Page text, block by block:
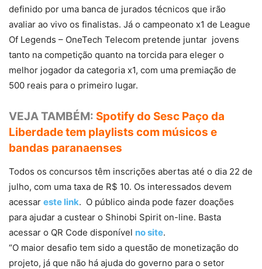
definido por uma banca de jurados técnicos que irão
avaliar ao vivo os finalistas. Já o campeonato x1 de League
Of Legends – OneTech Telecom pretende juntar jovens
tanto na competição quanto na torcida para eleger o
melhor jogador da categoria x1, com uma premiação de
500 reais para o primeiro lugar.
VEJA TAMBÉM: Spotify do Sesc Paço da
Liberdade tem playlists com músicos e
bandas paranaenses
Todos os concursos têm inscrições abertas até o dia 22 de
julho, com uma taxa de R$ 10. Os interessados devem
acessar este link. O público ainda pode fazer doações
para ajudar a custear o Shinobi Spirit on-line. Basta
acessar o QR Code disponível no site.
“O maior desafio tem sido a questão de monetização do
projeto, já que não há ajuda do governo para o setor